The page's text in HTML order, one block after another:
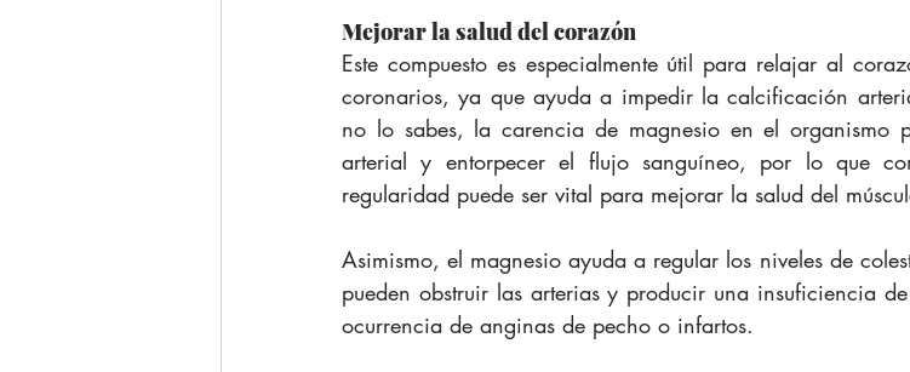
Mejorar la salud del corazón
Este compuesto es especialmente útil para relajar al
coronarios, ya que ayuda a impedir la calcificación
no lo sabes, la carencia de magnesio en el organismo
arterial y entorpecer el flujo sanguíneo, por lo que
regularidad puede ser vital para mejorar la salud del
Asimismo, el magnesio ayuda a regular los niveles de
pueden obstruir las arterias y producir una insuficiencia
ocurrencia de anginas de pecho o infartos.